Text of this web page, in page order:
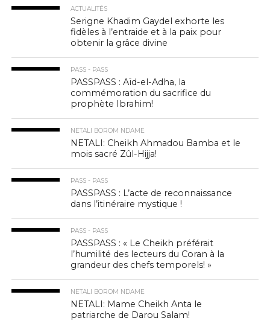
ACTUALITÉS
Serigne Khadim Gaydel exhorte les
fidèles à l’entraide et à la paix pour
obtenir la grâce divine
PASS - PASS
PASSPASS : Aïd-el-Adha, la
commémoration du sacrifice du
prophète Ibrahim!
NETALI BOROM NDAME
NETALI: Cheikh Ahmadou Bamba et le
mois sacré Zûl-Hijja!
PASS - PASS
PASSPASS : L’acte de reconnaissance
dans l’itinéraire mystique !
PASS - PASS
PASSPASS : « Le Cheikh préférait
l’humilité des lecteurs du Coran à la
grandeur des chefs temporels! »
NETALI BOROM NDAME
NETALI: Mame Cheikh Anta le
patriarche de Darou Salam!